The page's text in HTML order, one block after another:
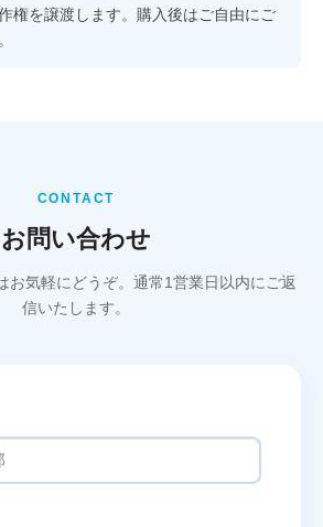
権を譲渡します。購入後はご自由にご
CONTACT
お問い合わせ
お気軽にどうぞ。通常1営業日以内にご返
信いたします。